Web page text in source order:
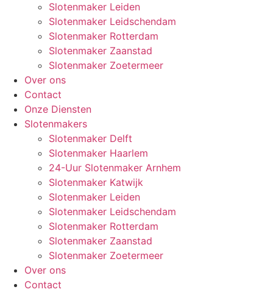
Slotenmaker Leiden
Slotenmaker Leidschendam
Slotenmaker Rotterdam
Slotenmaker Zaanstad
Slotenmaker Zoetermeer
Over ons
Contact
Onze Diensten
Slotenmakers
Slotenmaker Delft
Slotenmaker Haarlem
24-Uur Slotenmaker Arnhem
Slotenmaker Katwijk
Slotenmaker Leiden
Slotenmaker Leidschendam
Slotenmaker Rotterdam
Slotenmaker Zaanstad
Slotenmaker Zoetermeer
Over ons
Contact